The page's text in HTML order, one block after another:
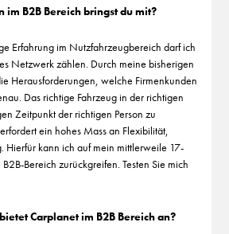
im B2B Bereich bringst du mit?
Erfahrung im Nutzfahrzeugbereich darf ich
Netzwerk zählen. Durch meine bisherigen
Herausforderungen, welche Firmenkunden
Das richtige Fahrzeug in der richtigen
Zeitpunkt der richtigen Person zu
ein hohes Mass an Flexibilität,
Hierfür kann ich auf mein mittlerweile 17-
Bereich zurückgreifen. Testen Sie mich
Carplanet im B2B Bereich an?